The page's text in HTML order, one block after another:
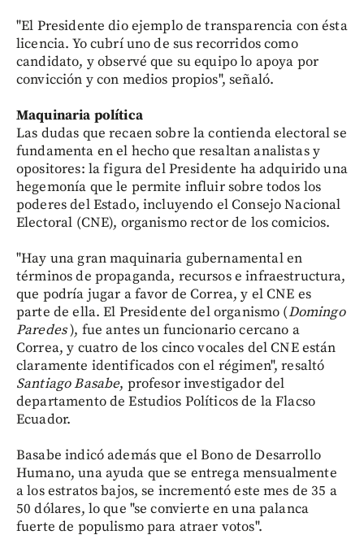
"El Presidente dio ejemplo de transparencia con ésta
licencia. Yo cubrí uno de sus recorridos como
candidato, y observé que su equipo lo apoya por
convicción y con medios propios", señaló.
Maquinaria política
Las dudas que recaen sobre la contienda electoral se
fundamenta en el hecho que resaltan analistas y
opositores: la figura del Presidente ha adquirido una
hegemonía que le permite influir sobre todos los
poderes del Estado, incluyendo el Consejo Nacional
Electoral (CNE), organismo rector de los comicios.
"Hay una gran maquinaria gubernamental en
términos de propaganda, recursos e infraestructura,
que podría jugar a favor de Correa, y el CNE es
parte de ella. El Presidente del organismo (Domingo
Paredes), fue antes un funcionario cercano a
Correa, y cuatro de los cinco vocales del CNE están
claramente identificados con el régimen", resaltó
Santiago Basabe, profesor investigador del
departamento de Estudios Políticos de la Flacso
Ecuador.
Basabe indicó además que el Bono de Desarrollo
Humano, una ayuda que se entrega mensualmente
a los estratos bajos, se incrementó este mes de 35 a
50 dólares, lo que "se convierte en una palanca
fuerte de populismo para atraer votos".